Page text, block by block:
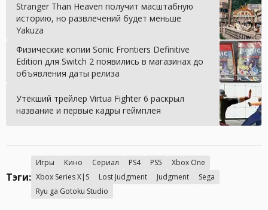
Stranger Than Heaven получит масштабную
историю, но развлечений будет меньше
Yakuza
Физические копии Sonic Frontiers Definitive
Edition для Switch 2 появились в магазинах до
объявления даты релиза
Утёкший трейлер Virtua Fighter 6 раскрыл
название и первые кадры геймплея
Тэги:
Игры Кино Сериал PS4 PS5
Xbox One
Xbox Series X|S
Lost Judgment Judgment
Sega
Ryu ga Gotoku Studio